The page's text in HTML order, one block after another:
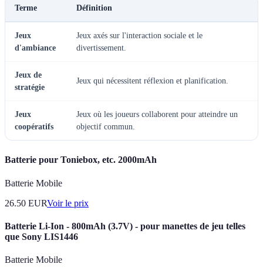
Terme Définition
Jeux
d'ambiance
Jeux axés sur l'interaction sociale et le
divertissement.
Jeux de
stratégie
Jeux qui nécessitent réflexion et planification.
Jeux
coopératifs
Jeux où les joueurs collaborent pour atteindre un
objectif commun.
Batterie pour Toniebox, etc. 2000mAh
Batterie Mobile
26.50 EURVoir le prix
Batterie Li-Ion - 800mAh (3.7V) - pour manettes de jeu telles
que Sony LIS1446
Batterie Mobile